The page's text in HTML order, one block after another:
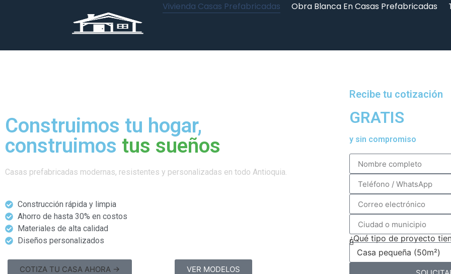
Vivienda Casas Prefabricadas Obra Blanca En Casas Prefabricadas
Construimos tu hogar,
construimos tus sueños
Casas prefabricadas modernas, resistentes y personalizadas en todo Antioquia.
Construcción rápida y limpia
Ahorro de hasta 30% en costos
Materiales de alta calidad
Diseños personalizados
COTIZA TU CASA AHORA → VER MODELOS
Recibe tu cotización
GRATIS
y sin compromiso
¿Qué tipo de proyecto